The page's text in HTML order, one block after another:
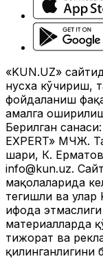
«KUN.UZ»
нусха кўчириш,
фойдаланиш
амалга
Берилган
EXPERT» МЧЖ.
шаҳри, К.
info@kun.uz.
мақолаларида
тегишли ва улар
ифода
материалларда
тижорат ва
қилинганлигини